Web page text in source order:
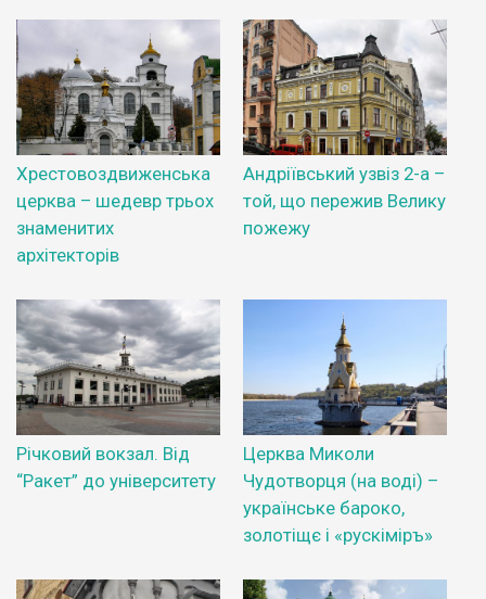
Хрестовоздвиженська
церква – шедевр трьох
знаменитих
архітекторів
Андріївський узвіз 2-а –
той, що пережив Велику
пожежу
Річковий вокзал. Від
“Ракет” до університету
Церква Миколи
Чудотворця (на воді) –
українське бароко,
золотіщє і «рускіміръ»